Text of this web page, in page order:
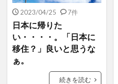
2023/04/25 7件
日本に帰りた
い・・・・。「日本に
移住？」良いと思うな
ぁ。
続きを読む